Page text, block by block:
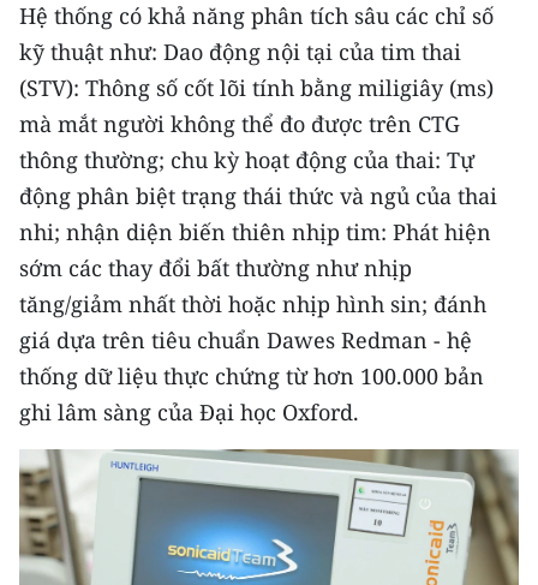
Media Kinh tế
Media Văn hóa
Media Xã hội
Media Pháp luật
Media Du lịch
Media Thế giới
Media Thể thao
Media Giáo dục
Media Khoa học - Công nghệ
Media Môi trường
Hệ thống có khả năng phân tích sâu các chỉ số
kỹ thuật như: Dao động nội tại của tim thai
(STV): Thông số cốt lõi tính bằng miligiây (ms)
mà mắt người không thể đo được trên CTG
thông thường; chu kỳ hoạt động của thai: Tự
động phân biệt trạng thái thức và ngủ của thai
nhi; nhận diện biến thiên nhịp tim: Phát hiện
sớm các thay đổi bất thường như nhịp
tăng/giảm nhất thời hoặc nhịp hình sin; đánh
giá dựa trên tiêu chuẩn Dawes Redman - hệ
thống dữ liệu thực chứng từ hơn 100.000 bản
ghi lâm sàng của Đại học Oxford.